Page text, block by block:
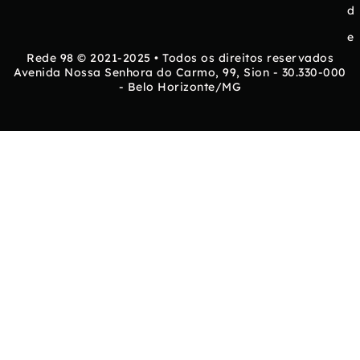
d
e
Rede 98 © 2021-2025 • Todos os direitos reservados
Avenida Nossa Senhora do Carmo, 99, Sion - 30.330-000
- Belo Horizonte/MG